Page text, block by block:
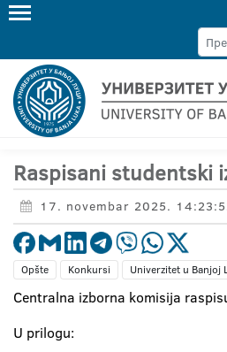
Raspisani studentski
17. novembar 2025.
Opšte Konkursi Univerzitet u Banjoj
Centralna izborna komisija
U prilogu: